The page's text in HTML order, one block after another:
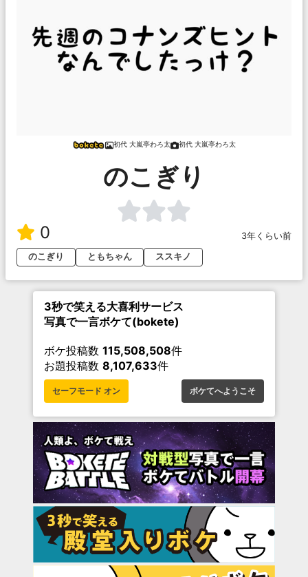
初代 大嵐亭わろ太 初代 大嵐亭わろ太
のこぎり
0
3年くらい前
のこぎり
ともちゃん ススキノ
3秒で笑える大喜利サービス
写真で一言ボケて(bokete)
ボケ投稿数 115,508,508件
お題投稿数 8,107,633件
セーフモード オン ボケてへようこそ